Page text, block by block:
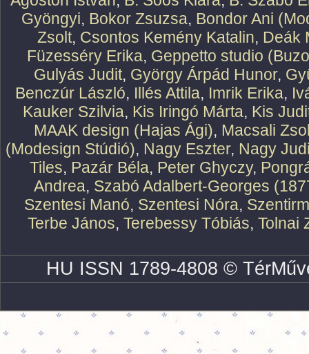
Gyöngyi, Bokor Zsuzsa, Bondor Ani
Zsolt, Csontos Kemény Katalin, Deák
Füzesséry Erika, Geppetto studio
Gulyás Judit, György Árpád Hunor,
Benczúr László, Illés Attila, Imrik Erika,
Kauker Szilvia, Kis Iringó Márta, Kis
MAAK design (Hajas Ági), Macsali
(Modesign Stúdió), Nagy Eszter, Nagy
Tiles, Pazár Béla, Peter Ghyczy,
Andrea, Szabó Adalbert-Georges
Szentesi Manó, Szentesi Nóra,
Terbe János, Terebessy Tóbiás, Tolnai
HU ISSN 1789-4808 ©